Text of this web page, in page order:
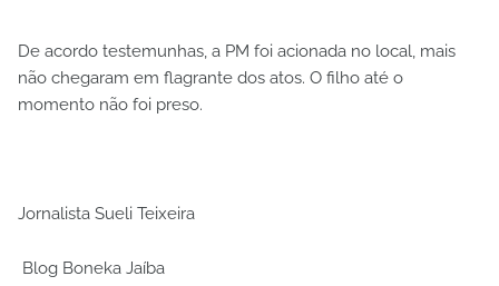
De acordo testemunhas, a PM foi acionada no local, mais
não chegaram em flagrante dos atos. O filho até o
momento não foi preso.
Jornalista Sueli Teixeira
Blog Boneka Jaíba